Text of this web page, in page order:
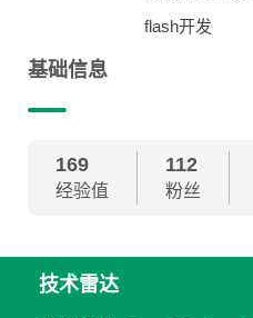
flash开发
基础信息
169
经验值
112
粉丝
技术雷达